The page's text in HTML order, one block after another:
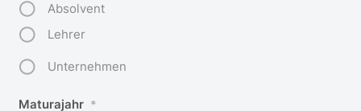
Absolvent
Lehrer
Unternehmen
Maturajahr *